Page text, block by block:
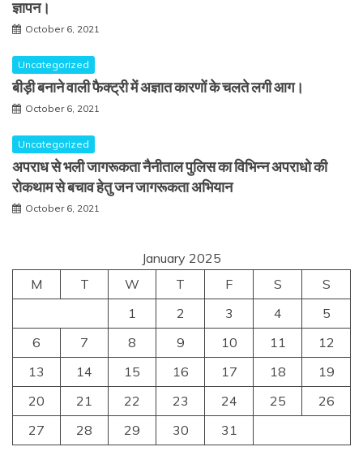
ज्ञापन।
October 6, 2021
Uncategorized
बीड़ी बनाने वाली फैक्ट्री में अज्ञात कारणों के चलते लगी आग।
October 6, 2021
Uncategorized
अपराध से भली जागरूकता नैनीताल पुलिस का विभिन्न अपराधो की
रोकथाम से बचाव हेतु जन जागरूकता अभियान
October 6, 2021
January 2025
M
T W T F S
S
1
2 3 4
5
6
7 8 9 10 11
12
13
14 15 16 17 18
19
20
21 22 23 24 25
26
27
28 29 30 31